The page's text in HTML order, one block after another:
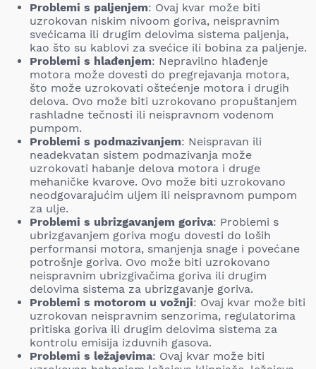
Problemi s paljenjem: Ovaj kvar može biti
uzrokovan niskim nivoom goriva, neispravnim
svećicama ili drugim delovima sistema paljenja,
kao što su kablovi za svećice ili bobina za paljenje.
Problemi s hlađenjem: Nepravilno hlađenje
motora može dovesti do pregrejavanja motora,
što može uzrokovati oštećenje motora i drugih
delova. Ovo može biti uzrokovano propuštanjem
rashladne tečnosti ili neispravnom vodenom
pumpom.
Problemi s podmazivanjem: Neispravan ili
neadekvatan sistem podmazivanja može
uzrokovati habanje delova motora i druge
mehaničke kvarove. Ovo može biti uzrokovano
neodgovarajućim uljem ili neispravnom pumpom
za ulje.
Problemi s ubrizgavanjem goriva: Problemi s
ubrizgavanjem goriva mogu dovesti do loših
performansi motora, smanjenja snage i povećane
potrošnje goriva. Ovo može biti uzrokovano
neispravnim ubrizgivačima goriva ili drugim
delovima sistema za ubrizgavanje goriva.
Problemi s motorom u vožnji: Ovaj kvar može biti
uzrokovan neispravnim senzorima, regulatorima
pritiska goriva ili drugim delovima sistema za
kontrolu emisija izduvnih gasova.
Problemi s ležajevima: Ovaj kvar može biti